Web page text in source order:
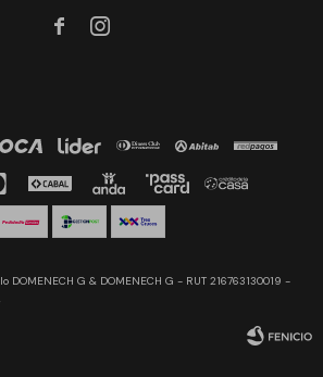
 
G & DOMENECH G - RUT 216763130019 -